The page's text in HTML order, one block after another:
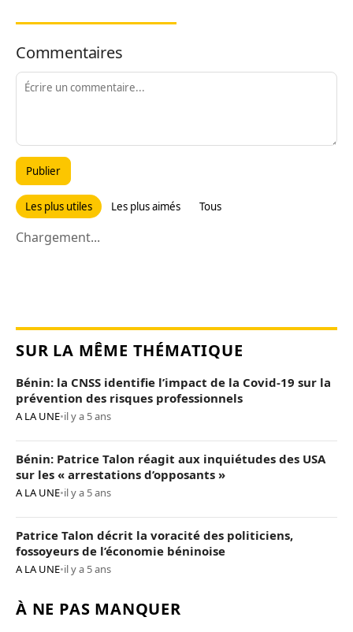
Commentaires
Publier
Les plus utiles Les plus aimés Tous
Chargement...
SUR LA MÊME THÉMATIQUE
Bénin: la CNSS identifie l’impact de la Covid-19 sur la
prévention des risques professionnels
A LA UNE•il y a 5 ans
Bénin: Patrice Talon réagit aux inquiétudes des USA
sur les « arrestations d’opposants »
A LA UNE•il y a 5 ans
Patrice Talon décrit la voracité des politiciens,
fossoyeurs de l’économie béninoise
A LA UNE•il y a 5 ans
À NE PAS MANQUER